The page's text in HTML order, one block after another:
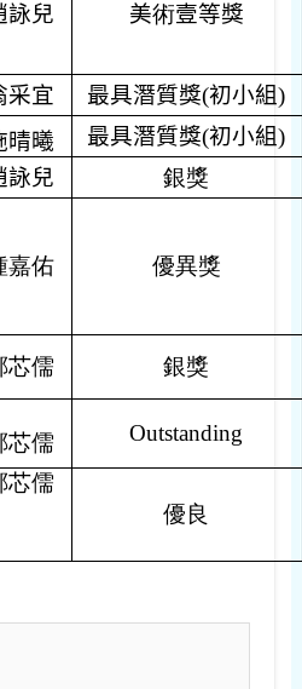
詠兒 美術壹等獎
采宜 最具潛質獎(初小組)
晴曦 最具潛質獎(初小組)
詠兒
銀獎
嘉佑 優異獎
芯儒
銀獎
芯儒
Outstanding
芯儒
優良